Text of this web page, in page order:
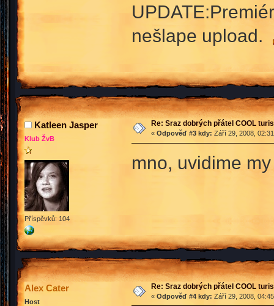
nešlape upload.
Katleen Jasper
Klub ŽvB
Příspěvků: 104
Re: Sraz dobrých přátel COOL
« Odpověď #3 kdy: Září 29, 2008,
mno, uvidime
Alex Cater
Host
Re: Sraz dobrých přátel COOL
« Odpověď #4 kdy: Září 29, 2008,